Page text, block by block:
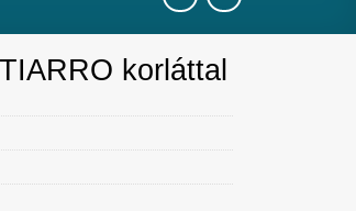
korláttal